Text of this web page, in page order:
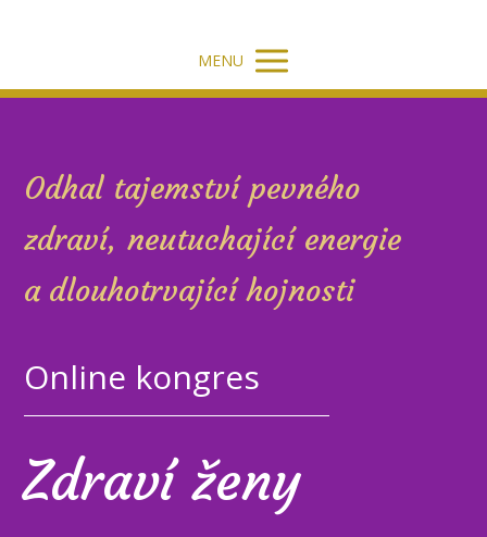
MENU
Odhal tajemství pevného
zdraví, neutuchající energie
a dlouhotrvající hojnosti
Online kongres
Zdraví ženy